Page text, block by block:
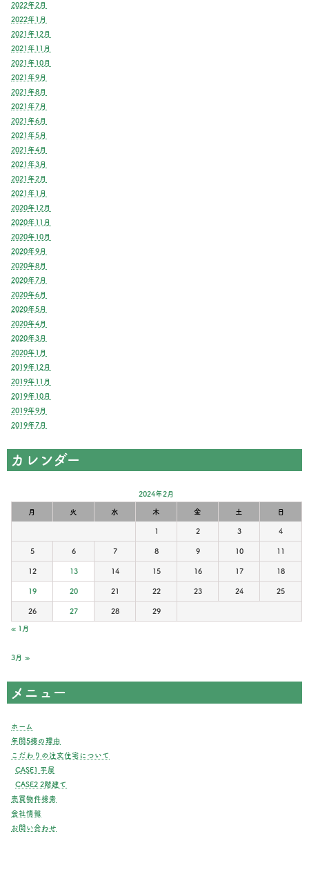
2022年2月
2022年1月
2021年12月
2021年11月
2021年10月
2021年9月
2021年8月
2021年7月
2021年6月
2021年5月
2021年4月
2021年3月
2021年2月
2021年1月
2020年12月
2020年11月
2020年10月
2020年9月
2020年8月
2020年7月
2020年6月
2020年5月
2020年4月
2020年3月
2020年1月
2019年12月
2019年11月
2019年10月
2019年9月
2019年7月
カレンダー
2024年2月
月 火 水 木 金 土 日
1 2 3 4
5 6 7 8 9 10 11
12 13 14 15 16 17 18
19 20 21 22 23 24 25
26 27 28 29
« 1月
3月 »
メニュー
ホーム
年間5棟の理由
こだわりの注文住宅について
CASE1 平屋
CASE2 2階建て
売買物件検索
会社情報
お問い合わせ